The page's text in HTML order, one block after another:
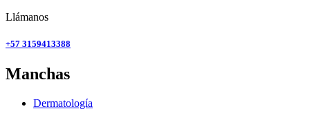
Llámanos
+57 3159413388
Manchas
Dermatología